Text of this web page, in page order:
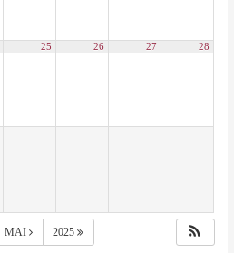
25 26 27 28
MAI 2025